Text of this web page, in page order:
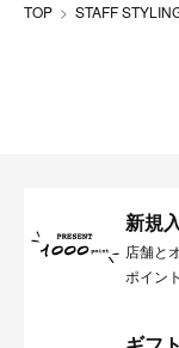
TOP STAFF
新規
店舗と
ポイン